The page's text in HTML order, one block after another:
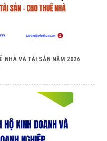
NHÀ VÀ TÀI SẢN NĂM 2026